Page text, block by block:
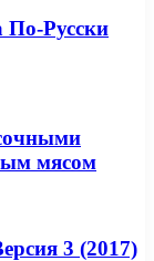
По-Русски
мясом
3 (2017)